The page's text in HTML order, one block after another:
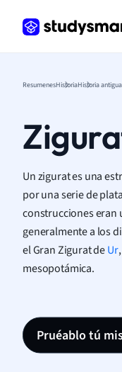
ResumenesHistoriaHistoria antigua
Un zigurat es una
por una serie de
construcciones eran
generalmente a los
el Gran Zigurat deUr
mesopotámica.
Pruéablo tú